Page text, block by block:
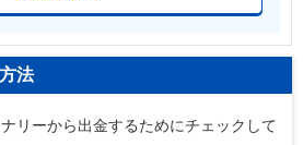
法
リーから出金するためにチェックして